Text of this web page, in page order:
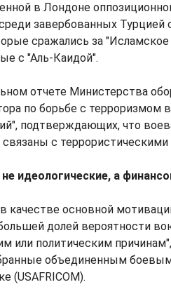
в Лондоне
завербованных
сражались за "Исламское
с "Аль-Каидой".
отчете Министерства
по борьбе с терроризмом
подтверждающих, что
с террористическими
идеологические, а
качестве основной
долей вероятности
или политическим
объединенным
(USAFRICOM).